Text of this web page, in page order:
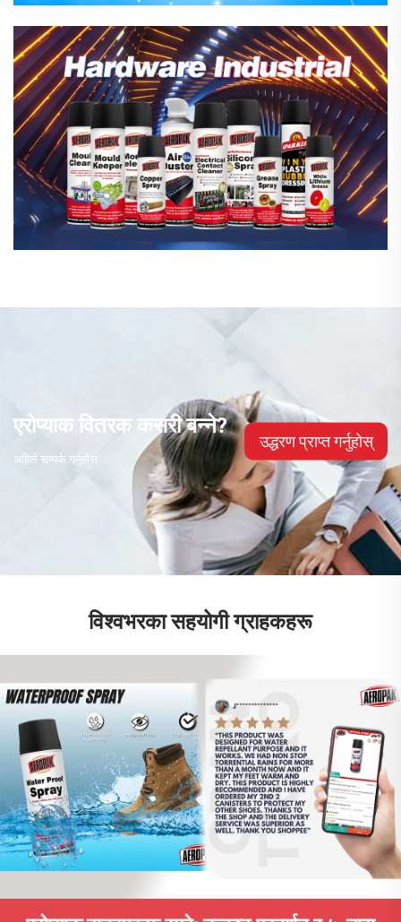
एरोप्याक वितरक कसरी बन्ने?
अहिले सम्पर्क गर्नुहोस्
उद्धरण प्राप्त गर्नुहोस्
विश्वभरका सहयोगी ग्राहकहरू